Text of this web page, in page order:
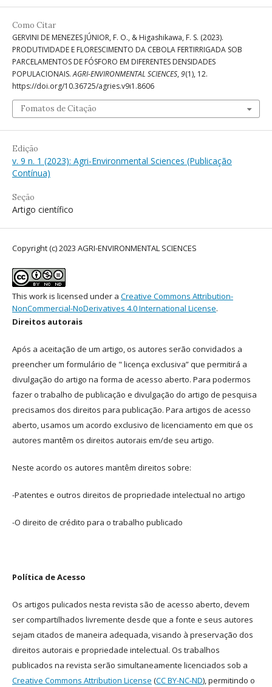
Como Citar
GERVINI DE MENEZES JÚNIOR, F. O., & Higashikawa, F. S. (2023).
PRODUTIVIDADE E FLORESCIMENTO DA CEBOLA FERTIRRIGADA SOB
PARCELAMENTOS DE FÓSFORO EM DIFERENTES DENSIDADES
POPULACIONAIS.AGRI-ENVIRONMENTAL SCIENCES, 9(1), 12.
https://doi.org/10.36725/agries.v9i1.8606
Fomatos de Citação
Edição
v. 9 n. 1 (2023): Agri-Environmental Sciences (Publicação
Contínua)
Seção
Artigo científico
Copyright (c) 2023 AGRI-ENVIRONMENTAL SCIENCES
This work is licensed under a Creative Commons Attribution-
NonCommercial-NoDerivatives 4.0 International License.
Direitos autorais
Após a aceitação de um artigo, os autores serão convidados a
preencher um formulário de " licença exclusiva” que permitirá a
divulgação do artigo na forma de acesso aberto. Para podermos
fazer o trabalho de publicação e divulgação do artigo de pesquisa
precisamos dos direitos para publicação. Para artigos de acesso
aberto, usamos um acordo exclusivo de licenciamento em que os
autores mantêm os direitos autorais em/de seu artigo.
Neste acordo os autores mantêm direitos sobre:
-Patentes e outros direitos de propriedade intelectual no artigo
-O direito de crédito para o trabalho publicado
Política de Acesso
Os artigos pulicados nesta revista são de acesso aberto, devem
ser compartilhados livremente desde que a fonte e seus autores
sejam citados de maneira adequada, visando à preservação dos
direitos autorais e propriedade intelectual. Os trabalhos
publicados na revista serão simultaneamente licenciados sob a
Creative Commons Attribution License (CC BY-NC-ND), permitindo o